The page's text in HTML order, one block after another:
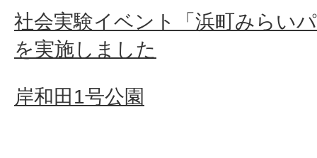
社会実験イベント「浜町みらい
を実施しました
岸和田1号公園